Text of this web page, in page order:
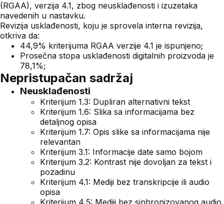
(RGAA), verzija 4.1, zbog neusklađenosti i izuzetaka
navedenih u nastavku.
Revizija usklađenosti, koju je sprovela interna revizija,
otkriva da:
44,9% kriterijuma RGAA verzije 4.1 je ispunjeno;
Prosečna stopa usklađenosti digitalnih proizvoda je
78,1%;
Nepristupačan sadržaj
Neusklađenosti
Kriterijum 1.3: Dupliran alternativni tekst
Kriterijum 1.6: Slika sa informacijama bez
detaljnog opisa
Kriterijum 1.7: Opis slike sa informacijama nije
relevantan
Kriterijum 3.1: Informacije date samo bojom
Kriterijum 3.2: Kontrast nije dovoljan za tekst i
pozadinu
Kriterijum 4.1: Mediji bez transkripcije ili audio
opisa
Kriterijum 4.5: Mediji bez sinhronizovanog audio